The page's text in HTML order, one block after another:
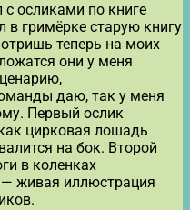
с осликами по книге
гримёрке старую книгу
теперь на моих
они у меня
даю, так у меня
Первый ослик
цирковая лошадь
на бок. Второй
в коленках
— живая иллюстрация